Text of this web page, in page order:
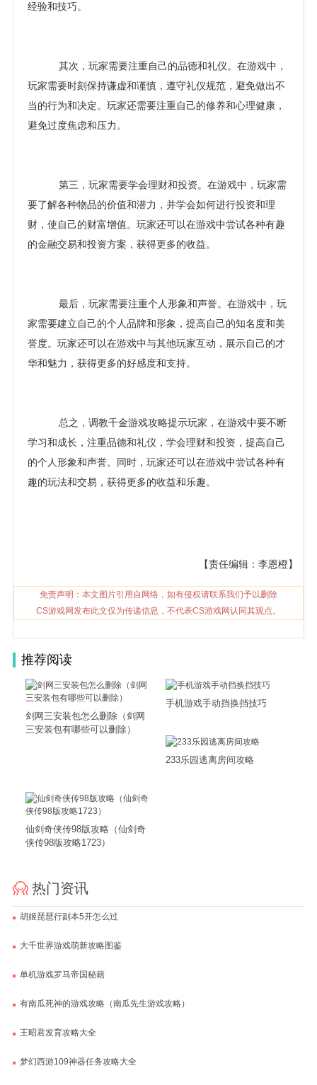
经验和技巧。
其次，玩家需要注重自己的品德和礼仪。在游戏中，
玩家需要时刻保持谦虚和谨慎，遵守礼仪规范，避免做出不
当的行为和决定。玩家还需要注重自己的修养和心理健康，
避免过度焦虑和压力。
第三，玩家需要学会理财和投资。在游戏中，玩家需
要了解各种物品的价值和潜力，并学会如何进行投资和理
财，使自己的财富增值。玩家还可以在游戏中尝试各种有趣
的金融交易和投资方案，获得更多的收益。
最后，玩家需要注重个人形象和声誉。在游戏中，玩
家需要建立自己的个人品牌和形象，提高自己的知名度和美
誉度。玩家还可以在游戏中与其他玩家互动，展示自己的才
华和魅力，获得更多的好感度和支持。
总之，调教千金游戏攻略提示玩家，在游戏中要不断
学习和成长，注重品德和礼仪，学会理财和投资，提高自己
的个人形象和声誉。同时，玩家还可以在游戏中尝试各种有
趣的玩法和交易，获得更多的收益和乐趣。
【责任编辑：李恩橙】
免责声明：本文图片引用自网络，如有侵权请联系我们予以删除
CS游戏网发布此文仅为传递信息，不代表CS游戏网认同其观点。
推荐阅读
剑网三安装包怎么删除（剑网
三安装包有哪些可以删除）
手机游戏手动挡换挡技巧
233乐园逃离房间攻略
仙剑奇侠传98版攻略（仙剑奇
侠传98版攻略1723）
热门资讯
胡姬琵琶行副本5开怎么过
大千世界游戏萌新攻略图鉴
单机游戏罗马帝国秘籍
有南瓜死神的游戏攻略（南瓜先生游戏攻略）
王昭君发育攻略大全
梦幻西游109神器任务攻略大全